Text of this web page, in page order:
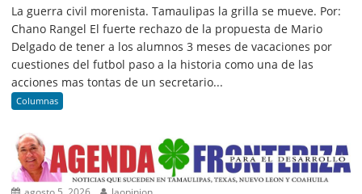
La guerra civil morenista. Tamaulipas la grilla se mueve. Por:
Chano Rangel El fuerte rechazo de la propuesta de Mario
Delgado de tener a los alumnos 3 meses de vacaciones por
cuestiones del futbol paso a la historia como una de las
acciones mas tontas de un secretario...
Columnas